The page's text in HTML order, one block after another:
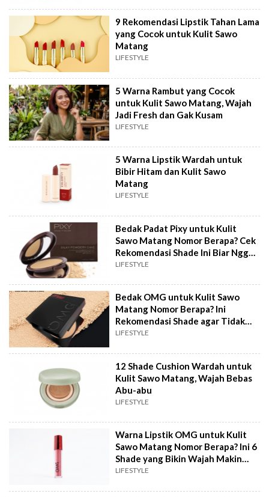
9 Rekomendasi Lipstik Tahan Lama
yang Cocok untuk Kulit Sawo
Matang
LIFESTYLE
5 Warna Rambut yang Cocok
untuk Kulit Sawo Matang, Wajah
Jadi Fresh dan Gak Kusam
LIFESTYLE
5 Warna Lipstik Wardah untuk
Bibir Hitam dan Kulit Sawo
Matang
LIFESTYLE
Bedak Padat Pixy untuk Kulit
Sawo Matang Nomor Berapa? Cek
Rekomendasi Shade Ini Biar Nggak
Abu-abu
LIFESTYLE
Bedak OMG untuk Kulit Sawo
Matang Nomor Berapa? Ini
Rekomendasi Shade agar Tidak
Abu-Abu
LIFESTYLE
12 Shade Cushion Wardah untuk
Kulit Sawo Matang, Wajah Bebas
Abu-abu
LIFESTYLE
Warna Lipstik OMG untuk Kulit
Sawo Matang Nomor Berapa? Ini 6
Shade yang Bikin Wajah Makin
Cerah
LIFESTYLE